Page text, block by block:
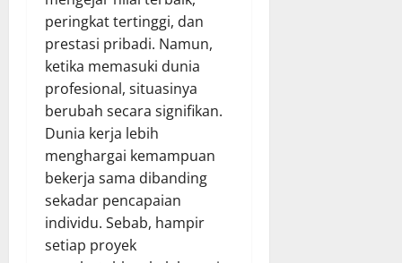
peringkat tertinggi, dan
prestasi pribadi. Namun,
ketika memasuki dunia
profesional, situasinya
berubah secara signifikan.
Dunia kerja lebih
menghargai kemampuan
bekerja sama dibanding
sekadar pencapaian
individu. Sebab, hampir
setiap proyek